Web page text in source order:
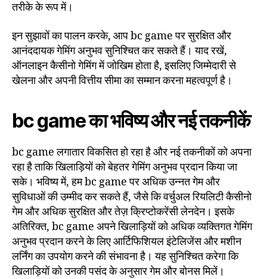
तरीके के रूप में।
इन सुझावों का पालन करके, आप bc game पर सुरक्षित और
आनंददायक गेमिंग अनुभव सुनिश्चित कर सकते हैं। याद रखें,
ऑनलाइन कैसीनो गेमिंग में जोखिम होता है, इसलिए जिम्मेदारी से
खेलना और अपनी वित्तीय सीमा का सम्मान करना महत्वपूर्ण है।
bc game का भविष्य और नई तकनीकें
bc game लगातार विकसित हो रहा है और नई तकनीकों को अपना
रहा है ताकि खिलाड़ियों को बेहतर गेमिंग अनुभव प्रदान किया जा
सके। भविष्य में, हम bc game पर अधिक उन्नत गेम और
सुविधाओं की उम्मीद कर सकते हैं, जैसे कि वर्चुअल रियलिटी कैसीनो
गेम और अधिक सुरक्षित और तेज़ क्रिप्टोकरेंसी लेनदेन। इसके
अतिरिक्त, bc game अपने खिलाड़ियों को अधिक व्यक्तिगत गेमिंग
अनुभव प्रदान करने के लिए आर्टिफिशियल इंटेलिजेंस और मशीन
लर्निंग का उपयोग करने की संभावना है। यह सुनिश्चित करेगा कि
खिलाड़ियों को उनकी पसंद के अनुसार गेम और बोनस मिलें।